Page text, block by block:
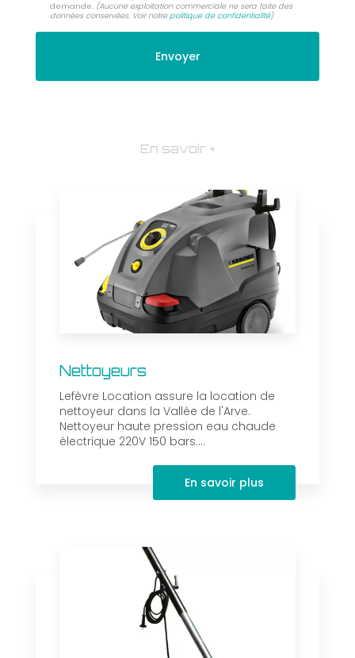
demande. (Aucune exploitation commerciale ne sera faite des
données conservées. Voir notrepolitique de confidentialité)
En savoir +
Nettoyeurs
Lefèvre Location assure la location de
nettoyeur dans la Vallée de l'Arve.
Nettoyeur haute pression eau chaude
électrique 220V 150 bars....
En savoir plus